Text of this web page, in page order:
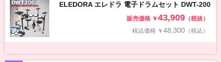
ELEDORA エレドラ 電子ドラムセット DWT-200
販売価格 ￥43,909 （税抜）
税込価格 ￥ 48,300 （税込）